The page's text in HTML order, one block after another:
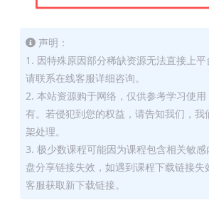
声明：
1. 因特殊原因部分稀缺资源无法直接上
请联系在线客服详细咨询。
2. 本站资源购于网络，仅供参考学习使
有。若侵犯到您的权益，请告知我们，我
架处理。
3. 极少数课程可能因为课程包含相关敏
盘分享链接失效，如遇到课程下载链接失
客服获取新下载链接。